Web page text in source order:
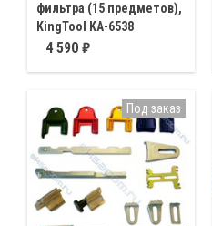
фильтра (15 предметов),
KingTool KA-6538
Съёмники-чашки из прочного
68мм, 73/14 ∅ 73мм, 74, 76/15
∅ 74, 76мм, 76/14 ∅ 76мм,
80/15 ∅ 80мм
4 590
Под заказ